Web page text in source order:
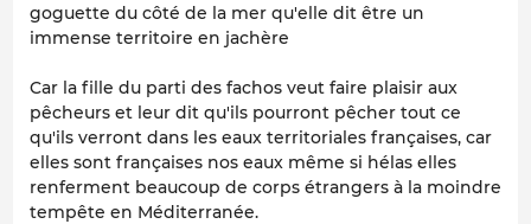
goguette du côté de la mer qu'elle dit être un
immense territoire en jachère
Car la fille du parti des fachos veut faire plaisir aux
pêcheurs et leur dit qu'ils pourront pêcher tout ce
qu'ils verront dans les eaux territoriales françaises, car
elles sont françaises nos eaux même si hélas elles
renferment beaucoup de corps étrangers à la moindre
tempête en Méditerranée.